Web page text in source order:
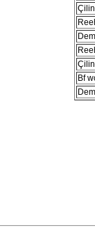
Bf